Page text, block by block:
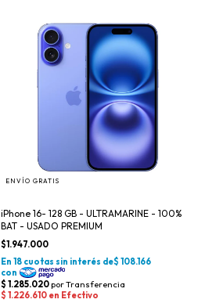
ENVÍO GRATIS
iPhone 16- 128 GB - ULTRAMARINE - 100%
BAT - USADO PREMIUM
$1.947.000